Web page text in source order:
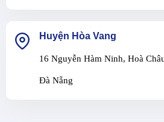
Huyện Hòa Vang
16 Nguyễn Hàm Ninh, Hoà
Đà Nẵng